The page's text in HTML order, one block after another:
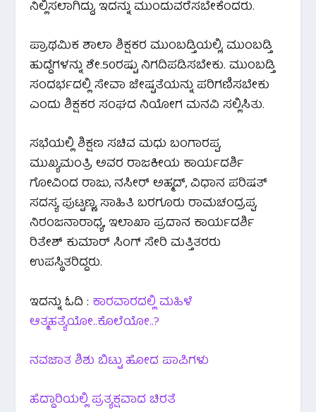
ನಿಲ್ಲಿಸಲಾಗಿದ್ದು, ಇದನ್ನು ಮುಂದುವರೆಸಬೇಕೆಂದರು.
ಪ್ರಾಥಮಿಕ ಶಾಲಾ ಶಿಕ್ಷಕರ ಮುಂಬಡ್ತಿಯಲ್ಲಿ, ಮುಂಬಡ್ತಿ
ಹುದ್ದೆಗಳನ್ನು ಶೇ.50ರಷ್ಟು ನಿಗದಿಪಡಿಸಬೇಕು. ಮುಂಬಡ್ತಿ
ಸಂದರ್ಭದಲ್ಲಿ ಸೇವಾ ಜೇಷ್ಟತೆಯನ್ನು ಪರಿಗಣಿಸಬೇಕು
ಎಂದು ಶಿಕ್ಷಕರ ಸಂಘದ ನಿಯೋಗ ಮನವಿ ಸಲ್ಲಿಸಿತು.
ಸಭೆಯಲ್ಲಿ ಶಿಕ್ಷಣ ಸಚಿವ ಮಧು ಬಂಗಾರಪ್ಪ,
ಮುಖ್ಯಮಂತ್ರಿ ಅವರ ರಾಜಕೀಯ ಕಾರ್ಯದರ್ಶಿ
ಗೋವಿಂದ ರಾಜು, ನಸೀರ್ ಅಹ್ಮದ್, ವಿಧಾನ ಪರಿಷತ್‌
ಸದಸ್ಯ ಪುಟ್ಟಣ್ಣ, ಸಾಹಿತಿ ಬರಗೂರು ರಾಮಚಂದ್ರಪ್ಪ,
ನಿರಂಜನಾರಾಧ್ಯ, ಇಲಾಖಾ ಪ್ರದಾನ ಕಾರ್ಯದರ್ಶಿ
ರಿತೇಶ್ ಕುಮಾರ್ ಸಿಂಗ್ ಸೇರಿ ಮತ್ತಿತರರು
ಉಪಸ್ಥಿತರಿದ್ದರು.
ಇದನ್ನು ಓದಿ : ಕಾರವಾರದಲ್ಲಿ ಮಹಿಳೆ
ಆತ್ಮಹತ್ಯೆಯೋ..ಕೊಲೆಯೋ..?
ನವಜಾತ ಶಿಶು ಬಿಟ್ಟು ಹೋದ ಪಾಪಿಗಳು
ಹೆದ್ದಾರಿಯಲ್ಲಿ ಪ್ರತ್ಯಕ್ಷವಾದ ಚಿರತೆ